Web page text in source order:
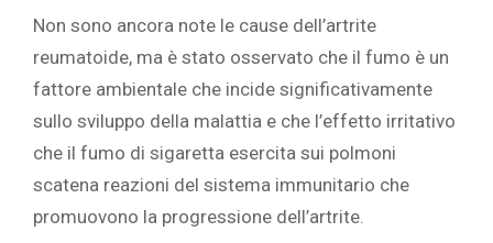
Non sono ancora note le cause dell’artrite
reumatoide, ma è stato osservato che il fumo è un
fattore ambientale che incide significativamente
sullo sviluppo della malattia e che l’effetto irritativo
che il fumo di sigaretta esercita sui polmoni
scatena reazioni del sistema immunitario che
promuovono la progressione dell’artrite.